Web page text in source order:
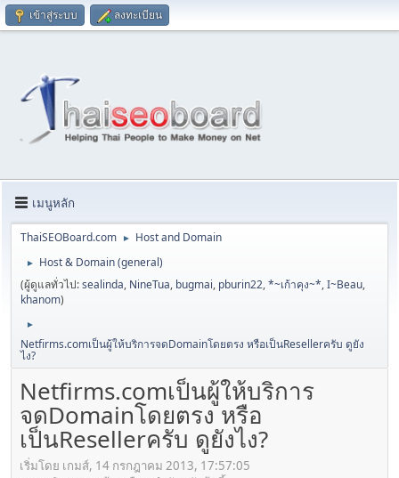
เข้าสู่ระบบ ลงทะเบียน
เมนูหลัก
ThaiSEOBoard.com ► Host and Domain
►
Host & Domain (general)
(ผู้ดูแลทั่วไป:sealinda, NineTua, bugmai, pburin22,*~เก้าคุง~*,I~Beau,
khanom)
►
Netfirms.comเป็นผู้ให้บริการจดDomainโดยตรง หรือเป็นResellerครับ ดูยัง
ไง?
Netfirms.comเป็นผู้ให้บริการ
จดDomainโดยตรง หรือ
เป็นResellerครับ ดูยังไง?
เริ่มโดย เกมส์, 14 กรกฎาคม 2013, 17:57:05